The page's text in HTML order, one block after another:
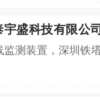
盛科技有限公
测装置，深圳铁